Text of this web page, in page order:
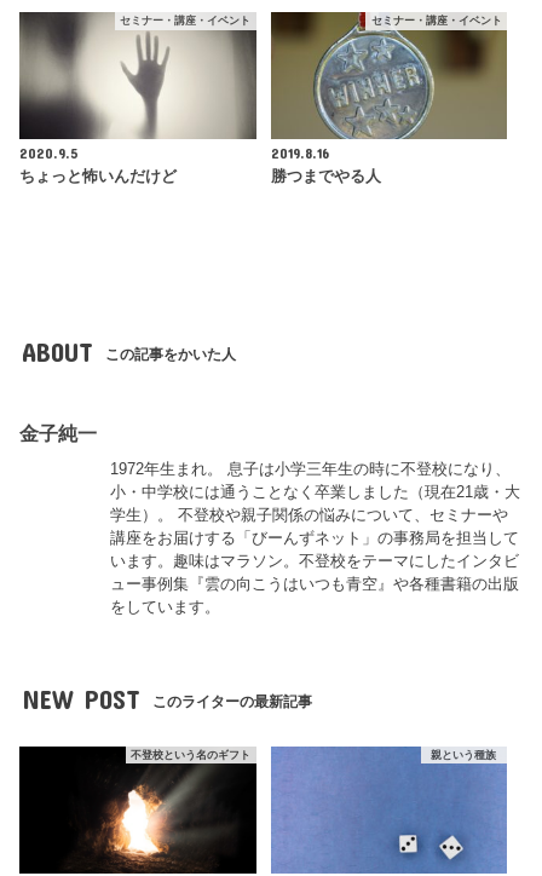
セミナー・講座・イベント
2020.9.5
ちょっと怖いんだけど
セミナー・講座・イベント
2019.8.16
勝つまでやる人
ABOUT この記事をかいた人
金子純一
1972年生まれ。 息子は小学三年生の時に不登校になり、
小・中学校には通うことなく卒業しました（現在21歳・大
学生）。 不登校や親子関係の悩みについて、セミナーや
講座をお届けする「びーんずネット」の事務局を担当して
います。趣味はマラソン。不登校をテーマにしたインタビ
ュー事例集『雲の向こうはいつも青空』や各種書籍の出版
をしています。
NEW POST このライターの最新記事
不登校という名のギフト 親という種族